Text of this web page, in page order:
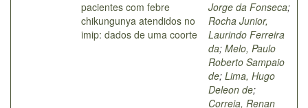
pacientes com febre
chikungunya atendidos no
imip: dados de uma coorte
Jorge da Fonseca;
Rocha Junior,
Laurindo Ferreira
da; Melo, Paulo
Roberto Sampaio
de; Lima, Hugo
Deleon de;
Correia, Renan